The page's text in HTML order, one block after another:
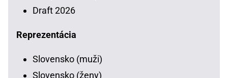
Draft 2026
Reprezentácia
Slovensko (muži)
Slovensko (ženy)